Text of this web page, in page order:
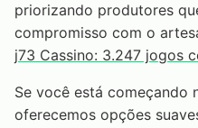
priorizando produtores
compromisso com o
j73 Cassino: 3.247 jogos
Se você está começando
oferecemos opções